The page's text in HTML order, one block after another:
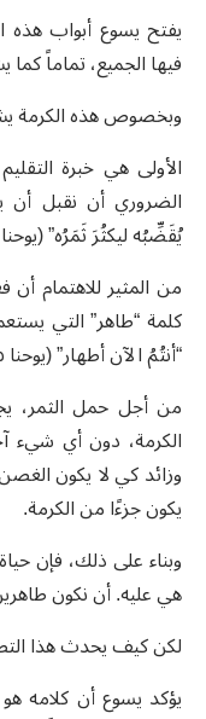
يفتح يسوع أبواب هذه
فيها الجميع، تماماً
وبخصوص هذه الكرمة
الأولى هي خبرة
الضروري أن نقبل أن
يُقَضِّبُه ليكثُرَ ثَمَرُه” (يوحنا ١٥: ٢).
من المثير للاهتمام
كلمة “طاهر” التي
“أنتُمُ الآن أطهار” (يوحنا ١٥: ٣)، أي مقضَّبون
من أجل حمل الثمر،
الكرمة، دون أي
وزائد كي لا يكون
يكون جزءًا من الكرمة.
وبناء على ذلك، فإن
هي عليه. أن نكون
لكن كيف يحدث هذا